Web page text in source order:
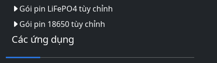
Gói pin LiFePO4 tùy chỉnh
Gói pin 18650 tùy chỉnh
Các ứng dụng